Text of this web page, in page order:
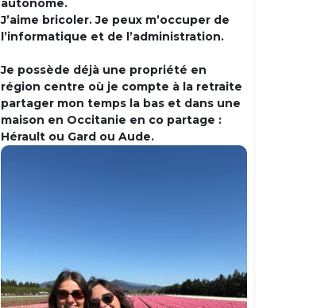
autonome.
J’aime bricoler. Je peux m’occuper de
l’informatique et de l’administration.
Je possède déjà une propriété en
région centre où je compte à la retraite
partager mon temps la bas et dans une
maison en Occitanie en co partage :
Hérault ou Gard ou Aude.